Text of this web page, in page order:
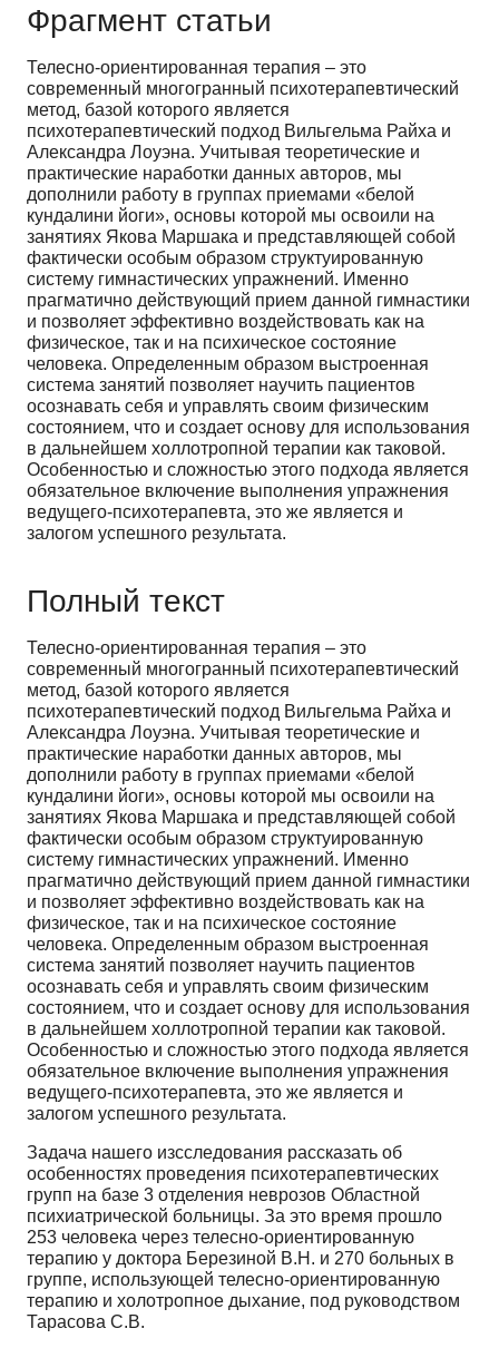
Фрагмент статьи
Телесно-ориентированная терапия – это
современный многогранный психотерапевтический
метод, базой которого является
психотерапевтический подход Вильгельма Райха и
Александра Лоуэна. Учитывая теоретические и
практические наработки данных авторов, мы
дополнили работу в группах приемами «белой
кундалини йоги», основы которой мы освоили на
занятиях Якова Маршака и представляющей собой
фактически особым образом структуированную
систему гимнастических упражнений. Именно
прагматично действующий прием данной гимнастики
и позволяет эффективно воздействовать как на
физическое, так и на психическое состояние
человека. Определенным образом выстроенная
система занятий позволяет научить пациентов
осознавать себя и управлять своим физическим
состоянием, что и создает основу для использования
в дальнейшем холлотропной терапии как таковой.
Особенностью и сложностью этого подхода является
обязательное включение выполнения упражнения
ведущего-психотерапевта, это же является и
залогом успешного результата.
Полный текст
Телесно-ориентированная терапия – это
современный многогранный психотерапевтический
метод, базой которого является
психотерапевтический подход Вильгельма Райха и
Александра Лоуэна. Учитывая теоретические и
практические наработки данных авторов, мы
дополнили работу в группах приемами «белой
кундалини йоги», основы которой мы освоили на
занятиях Якова Маршака и представляющей собой
фактически особым образом структуированную
систему гимнастических упражнений. Именно
прагматично действующий прием данной гимнастики
и позволяет эффективно воздействовать как на
физическое, так и на психическое состояние
человека. Определенным образом выстроенная
система занятий позволяет научить пациентов
осознавать себя и управлять своим физическим
состоянием, что и создает основу для использования
в дальнейшем холлотропной терапии как таковой.
Особенностью и сложностью этого подхода является
обязательное включение выполнения упражнения
ведущего-психотерапевта, это же является и
залогом успешного результата.
Задача нашего изсследования рассказать об
особенностях проведения психотерапевтических
групп на базе 3 отделения неврозов Областной
психиатрической больницы. За это время прошло
253 человека через телесно-ориентированную
терапию у доктора Березиной В.Н. и 270 больных в
группе, использующей телесно-ориентированную
терапию и холотропное дыхание, под руководством
Тарасова С.В.